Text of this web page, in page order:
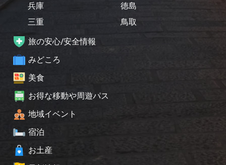
兵庫
三重
徳島
鳥取
旅の安心/安全情報
みどころ
美食
お得な移動や周遊パス
地域イベント
宿泊
お土産